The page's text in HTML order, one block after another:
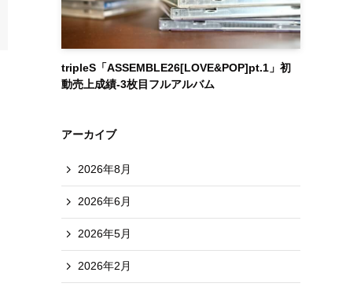
tripleS「ASSEMBLE26[LOVE&POP]pt.1」初
動売上成績-3枚目フルアルバム
アーカイブ
2026年8月
2026年6月
2026年5月
2026年2月